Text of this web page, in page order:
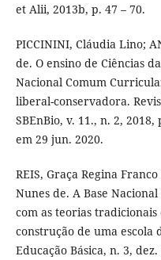
et Alii, 2013b, p. 47 – 70.
PICCININI, Cláudia Lino;
de. O ensino de Ciências
Nacional Comum
liberal-conservadora.
SBEnBio, v. 11., n. 2,
em 29 jun. 2020.
REIS, Graça Regina
Nunes de. A Base
com as teorias
construção de uma escola
Educação Básica, n. 3,